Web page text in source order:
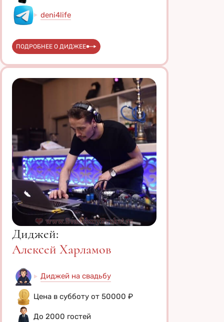
deni4life
ПОДРОБНЕЕ О ДИДЖЕЕ
Диджей:
Алексей Харламов
Диджей на свадьбу
Цена в субботу от 50000 ₽
До 2000 гостей